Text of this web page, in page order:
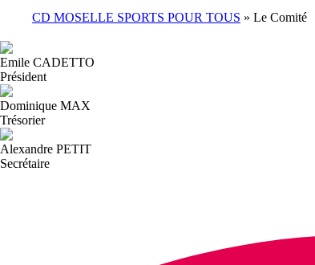
CD MOSELLE SPORTS POUR TOUS » Le Comité
Emile CADETTO
Président
Dominique MAX
Trésorier
Alexandre PETIT
Secrétaire